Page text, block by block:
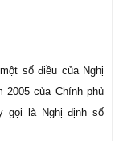
số điều của Nghị
2005 của Chính phủ
gọi là Nghị định số